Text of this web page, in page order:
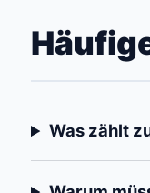
Was zählt